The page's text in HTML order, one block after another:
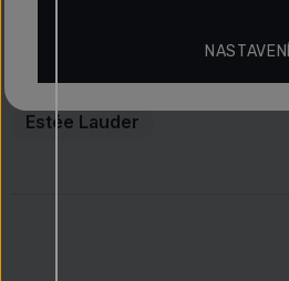
Použití
Aplikujtezjemňující čisticí mléko
Estée Lauder
NASTAVENÍ